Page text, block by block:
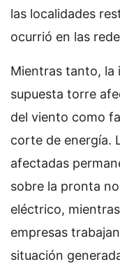
las localidades
ocurrió en las
Mientras tanto, la
supuesta torre
del viento como
corte de energía.
afectadas
sobre la pronta
eléctrico,
empresas
situación